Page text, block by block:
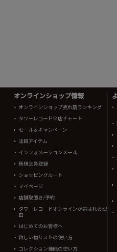
オンラインショップ情報
オンラインショップ売れ筋ランキング
タワーレコード全店チャート
セール＆キャンペーン
注目アイテム
インフォメーションメール
新規会員登録
ショッピングカート
マイページ
店舗取置き/予約
タワーレコードオンラインが選ばれる理
由
はじめてのお客様へ
欲しい物リストの使い方
コレクション機能の使い方